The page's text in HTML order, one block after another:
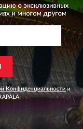
о эксклюзивных
и многом другом
Конфиденциальности и